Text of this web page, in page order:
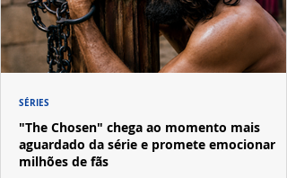
"The Chosen" chega ao momento mais
aguardado da série e promete emocionar
milhões de fãs
SÉRIES